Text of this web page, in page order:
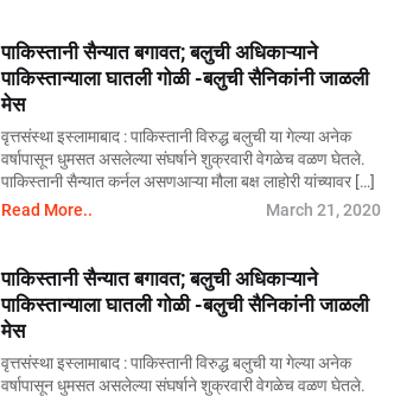
पाकिस्तानी सैन्यात बगावत; बलुची अधिकाऱ्याने
पाकिस्तान्याला घातली गोळी -बलुची सैनिकांनी जाळली
मेस
वृत्तसंस्था इस्लामाबाद : पाकिस्तानी विरुद्ध बलुची या गेल्या अनेक
वर्षापासून धुमसत असलेल्या संघर्षाने शुक्रवारी वेगळेच वळण घेतले.
पाकिस्तानी सैन्यात कर्नल असणआऱ्या मौला बक्ष लाहोरी यांच्यावर […]
Read More..
March 21, 2020
पाकिस्तानी सैन्यात बगावत; बलुची अधिकाऱ्याने
पाकिस्तान्याला घातली गोळी -बलुची सैनिकांनी जाळली
मेस
वृत्तसंस्था इस्लामाबाद : पाकिस्तानी विरुद्ध बलुची या गेल्या अनेक
वर्षापासून धुमसत असलेल्या संघर्षाने शुक्रवारी वेगळेच वळण घेतले.